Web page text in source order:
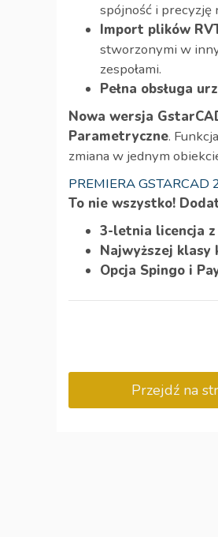
spójność i precyzję
Import plików
stworzonymi w
zespołami.
Pełna obsługa
Nowa wersja
Parametryczne.
zmiana w jednym
PREMIERA GSTARCAD
To nie wszystko!
3-letnia licencja
Najwyższej klasy
Opcja Spingo i
Przejdź na